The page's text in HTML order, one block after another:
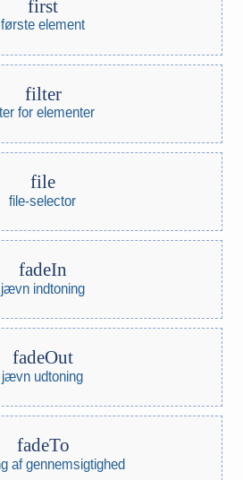
first
første element
filter
for elementer
file
file-selector
fadeIn
jævn indtoning
fadeOut
jævn udtoning
fadeTo
af gennemsigtighed